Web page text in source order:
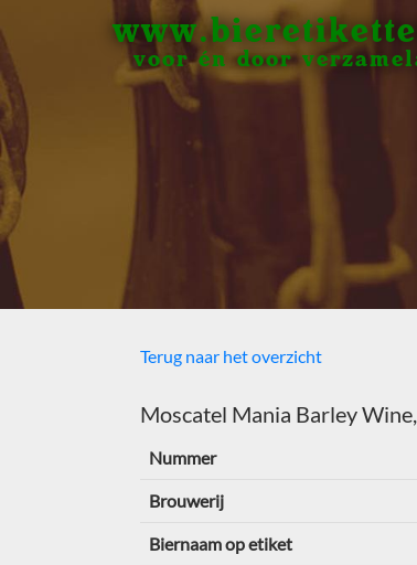
voor én door
Terug naar het overzicht
Moscatel Mania Barley Wine,
Nummer
Brouwerij
Biernaam op etiket